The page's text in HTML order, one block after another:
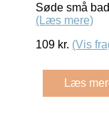
Søde små
(Læs mere)
109 kr. (Vis
Læs